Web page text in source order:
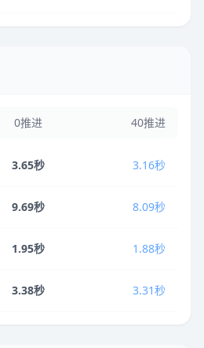
0推进 40推进
3.65秒 3.16秒
9.69秒 8.09秒
1.95秒 1.88秒
3.38秒 3.31秒